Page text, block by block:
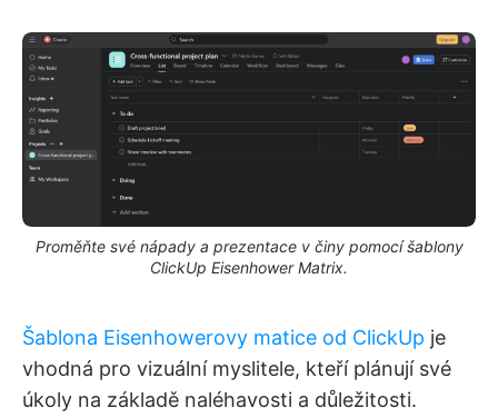
Proměňte své nápady a prezentace v činy pomocí šablony
ClickUp Eisenhower Matrix.
Šablona Eisenhowerovy matice od ClickUp je
vhodná pro vizuální myslitele, kteří plánují své
úkoly na základě naléhavosti a důležitosti.